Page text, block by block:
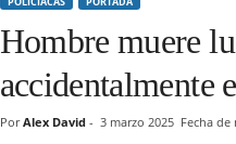
Hombre muere
accidentalmente
Por Alex David- 3 marzo 2025 Fecha